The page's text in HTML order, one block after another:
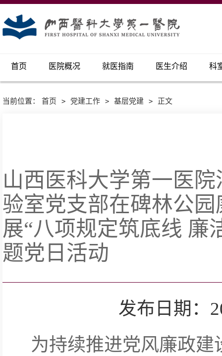
首页 医院概况 就医指南 医生介绍 科
当前位置： 首页 > 党建工作 > 基层党建 > 正文
山西医科大学第一医
验室党支部在碑林公
展“八项规定筑底线 廉
题党日活动
发布日期：
为持续推进党风廉政